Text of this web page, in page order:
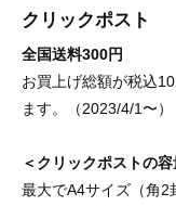
クリックポスト
全国送料300円
お買上げ総額が税込
ます。（2023/4/1〜）
＜クリックポストの
最大でA4サイズ（角